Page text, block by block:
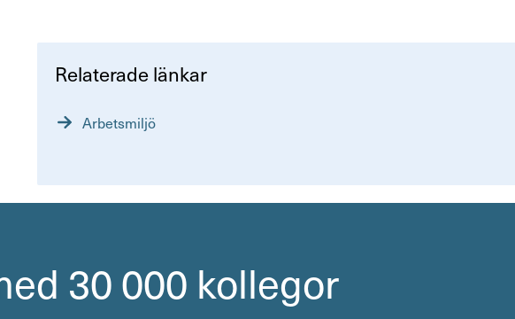
Rela­te­rade länkar
ArbetsmiljöI
e
r
ä
n
30 000 kollegor